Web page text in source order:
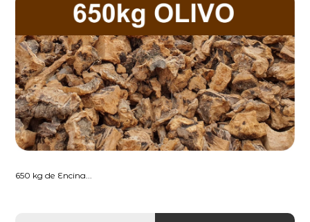
650 kg de Encina...